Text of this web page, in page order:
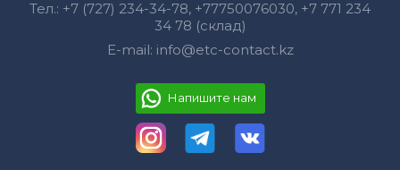
Тел.: +7 (727) 234-34-78, +77750076030‬, +7 771 234
34 78 (склад)
E-mail: info@etc-contact.kz